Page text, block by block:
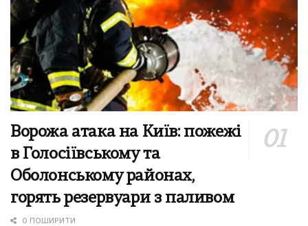
Ворожа атака на Київ: пожежі
в Голосіївському та
Оболонському районах,
горять резервуари з паливом
0 ПОШИРИТИ